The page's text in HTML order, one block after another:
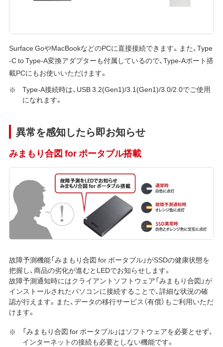
Surface GoやMacBookなどのPCに直接接続できます。また、Type
-C to Type-A変換アダプターも付属しているので、Type-Aポート搭
載PCにもお使いいただけます。
Type-A接続時は、USB 3.2(Gen1)/3.1(Gen1)/3.0/2.0でご使用
になれます。
異常を感知したら即お知らせ
みまもり合図 for ポータブル搭載
故障予測機能「みまもり合図 for ポータブル」がSSDの健康状態を
把握し、商品の劣化が進むとLEDでお知らせします。
故障予測通知時にはクライアントソフトウェア「みまもり合図」が
インストールされたパソコンに接続することで、詳細な状況の確
認が行えます。また、データの移行サービス（有償）もご利用いただ
けます。
「みまもり合図 for ポータブル」はソフトウェアを必要とせず、
インターネットの接続も必要としない機能です。